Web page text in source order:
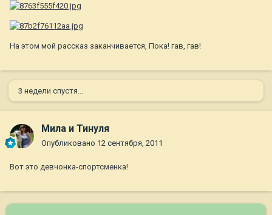
На этом мой рассказ заканчивается, Пока! гав, гав!
3 недели спустя...
Мила и Тинуля
Опубликовано 12 сентября, 2011
Вот это девчонка-спортсменка!